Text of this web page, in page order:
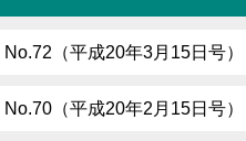
（平成20年3月15日号）
（平成20年2月15日号）